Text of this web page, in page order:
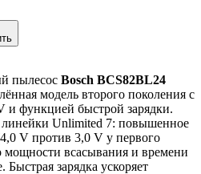
пылесос Bosch BCS82BL24
модель второго поколения с
и функцией быстрой зарядки.
Unlimited 7: повышенное
V против 3,0 V у первого
мощности всасывания и времени
зарядка ускоряет